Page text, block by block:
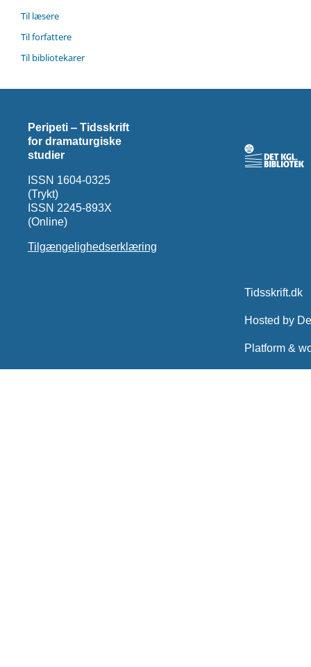
Til læsere
Til forfattere
Til bibliotekarer
Peripeti ‒ Tidsskrift
for dramaturgiske
studier
ISSN 1604-0325
(Trykt)
ISSN 2245-893X
(Online)
Tilgængelighedserklæring